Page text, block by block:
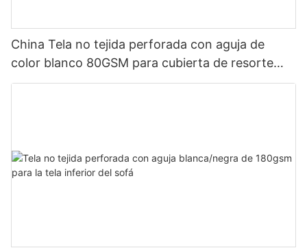
China Tela no tejida perforada con aguja de
color blanco 80GSM para cubierta de resorte
ensacado No tejido Rayson personalizado